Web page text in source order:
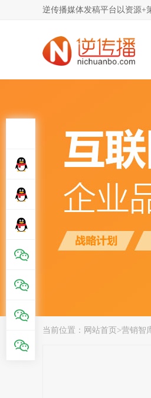
逆传播媒体发稿平台以资源+
当前位置： 网站首页 >营销智